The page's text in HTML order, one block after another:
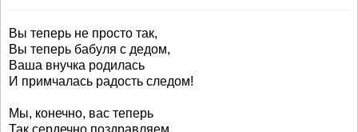
Вы теперь не просто так,
Вы теперь бабуля с дедом,
Ваша внучка родилась
И примчалась радость следом!
Мы, конечно, вас теперь
Так сердечно поздравляем,